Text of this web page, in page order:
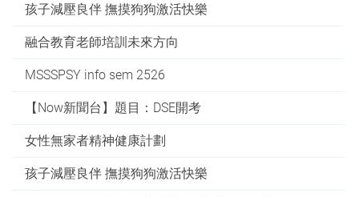
孩子減壓良伴 撫摸狗狗激活快樂
融合教育老師培訓未來方向
MSSSPSY info sem 2526
【Now新聞台】題目：DSE開考
女性無家者精神健康計劃
孩子減壓良伴 撫摸狗狗激活快樂